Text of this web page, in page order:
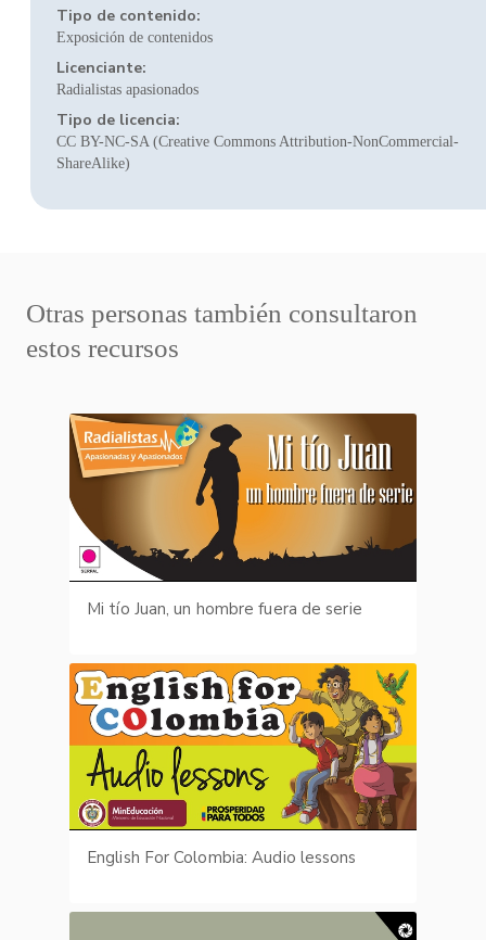
Tipo de contenido:
Exposición de contenidos
Licenciante:
Radialistas apasionados
Tipo de licencia:
CC BY-NC-SA (Creative Commons Attribution-NonCommercial-
ShareAlike)
Otras personas también consultaron
estos recursos
Mi tío Juan, un hombre fuera de serie
English For Colombia: Audio lessons